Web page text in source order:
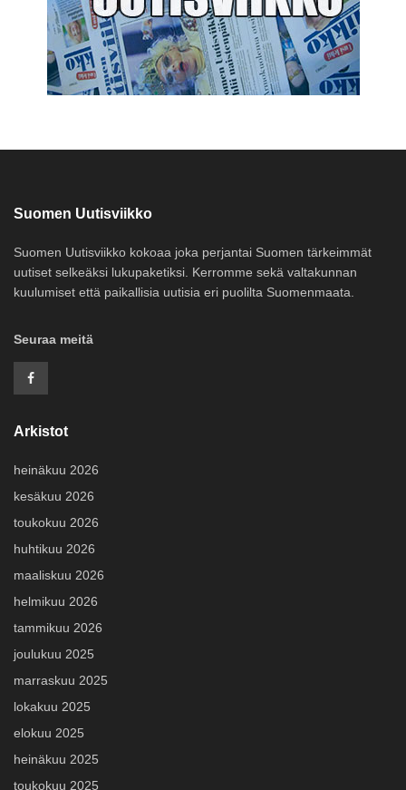
Suomen Uutisviikko
Suomen Uutisviikko kokoaa joka perjantai Suomen tärkeimmät
uutiset selkeäksi lukupaketiksi. Kerromme sekä valtakunnan
kuulumiset että paikallisia uutisia eri puolilta Suomenmaata.
Seuraa meitä
Arkistot
heinäkuu 2026
kesäkuu 2026
toukokuu 2026
huhtikuu 2026
maaliskuu 2026
helmikuu 2026
tammikuu 2026
joulukuu 2025
marraskuu 2025
lokakuu 2025
elokuu 2025
heinäkuu 2025
toukokuu 2025